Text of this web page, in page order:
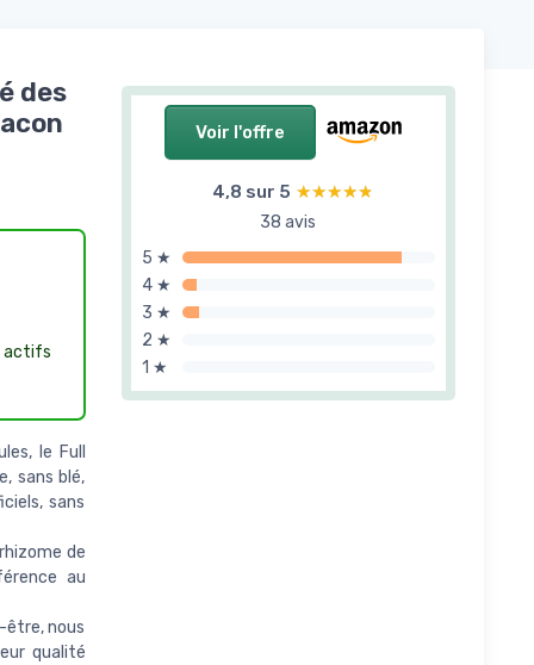
Voir l'offre
4,8 sur 5 ★★★★★
★★★★★
38 avis
5 ★
4 ★
3 ★
2 ★
1 ★
des
actifs
le Full
sans blé,
sans
de
au
être, nous
qualité